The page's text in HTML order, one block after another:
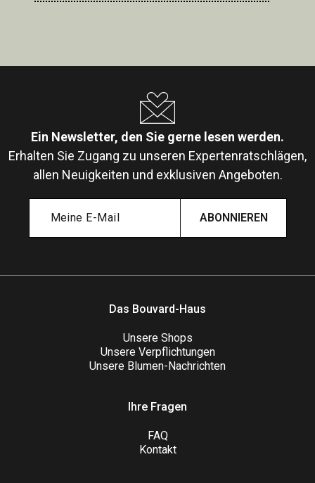
Ein Newsletter, den Sie gerne lesen werden.
Erhalten Sie Zugang zu unseren Expertenratschlägen,
allen Neuigkeiten und exklusiven Angeboten.
ABONNIEREN
Das Bouvard-Haus
Unsere Shops
Unsere Verpflichtungen
Unsere Blumen-Nachrichten
Ihre Fragen
FAQ
Kontakt